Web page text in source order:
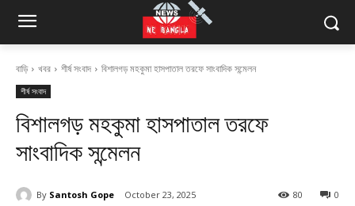
বাড়ি খবর শীর্ষ সংবাদ বিশালগড় মহকুমা হাসপাতাল তরফে সাংবাদিক সন্মেলন
শীর্ষ সংবাদ
বিশালগড় মহকুমা হাসপাতাল তরফে
সাংবাদিক সন্মেলন
By Santosh Gope October 23, 2025 0
80